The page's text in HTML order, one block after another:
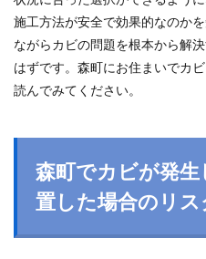
施工方法が安全で効果的なのか
ながらカビの問題を根本から解
はずです。森町にお住まいでカ
読んでみてください。
森町でカビが発
置した場合のリス